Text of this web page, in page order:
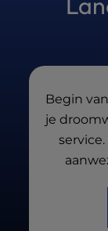
verzamelen
nodige
definitief
Begin
je